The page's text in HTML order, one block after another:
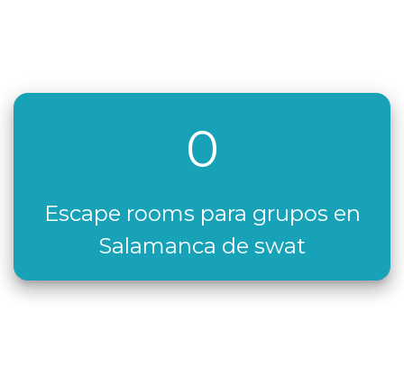
0
Escape rooms para grupos en
Salamanca de swat